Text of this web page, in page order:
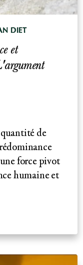
DIET
et
de
force pivot
humaine et